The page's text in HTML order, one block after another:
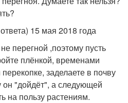
15 мая 2018 года
перегной ,поэтому пусть
плёнкой, временами
заделаете в почву
он "дойдёт", а следующей
на пользу растениям.